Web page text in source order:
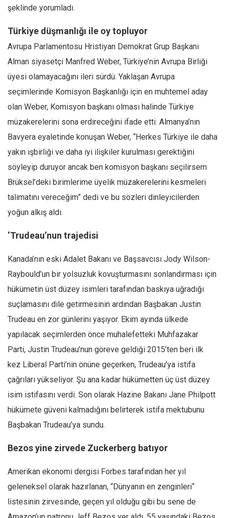
şeklinde yorumladı.
Türkiye düşmanlığı ile oy topluyor
Avrupa Parlamentosu Hristiyan Demokrat Grup Başkanı
Alman siyasetçi Manfred Weber, Türkiye’nin Avrupa Birliği
üyesi olamayacağını ileri sürdü. Yaklaşan Avrupa
seçimlerinde Komisyon Başkanlığı için en muhtemel aday
olan Weber, Komisyon başkanı olması halinde Türkiye
müzakerelerini sona erdireceğini ifade etti. Almanya’nın
Bavyera eyaletinde konuşan Weber, “Herkes Türkiye ile daha
yakın işbirliği ve daha iyi ilişkiler kurulması gerektiğini
söyleyip duruyor ancak ben komisyon başkanı seçilirsem
Brüksel’deki birimlerime üyelik müzakerelerini kesmeleri
talimatını vereceğim” dedi ve bu sözleri dinleyicilerden
yoğun alkış aldı.
‘Trudeau’nun trajedisi
Kanada’nın eski Adalet Bakanı ve Başsavcısı Jody Wilson-
Raybould’un bir yolsuzluk kovuşturmasını sonlandırması için
hükümetin üst düzey isimleri tarafından baskıya uğradığı
suçlamasını dile getirmesinin ardından Başbakan Justin
Trudeau en zor günlerini yaşıyor. Ekim ayında ülkede
yapılacak seçimlerden önce muhalefetteki Muhfazakar
Parti, Justin Trudeau’nun göreve geldiği 2015’ten beri ilk
kez Liberal Parti’nin önüne geçerken, Trudeau’ya istifa
çağrıları yükseliyor. Şu ana kadar hükümetten üç üst düzey
isim istifasını verdi. Son olarak Hazine Bakanı Jane Philpott
hükümete güveni kalmadığını belirterek istifa mektubunu
Başbakan Trudeau’ya sundu.
Bezos yine zirvede Zuckerberg batıyor
Amerikan ekonomi dergisi Forbes tarafından her yıl
geleneksel olarak hazırlanan, “Dünyanın en zenginleri“
listesinin zirvesinde, geçen yıl olduğu gibi bu sene de